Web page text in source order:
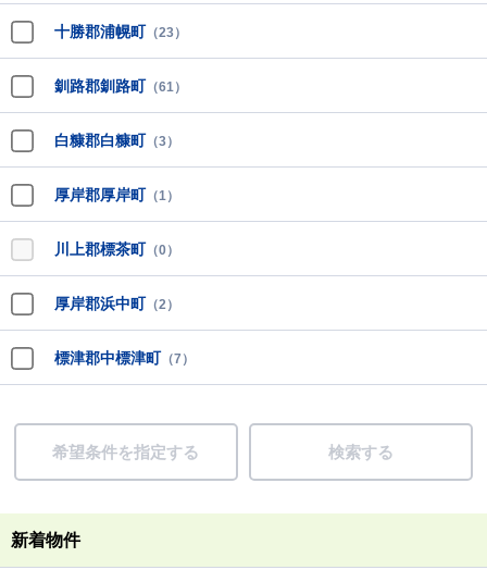
十勝郡浦幌町 （23）
釧路郡釧路町 （61）
白糠郡白糠町 （3）
厚岸郡厚岸町 （1）
川上郡標茶町 （0）
厚岸郡浜中町 （2）
標津郡中標津町 （7）
希望条件を指定する 検索する
新着物件